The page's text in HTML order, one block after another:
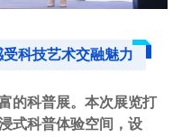
科技艺术交融魅力
的科普展。本次展览打
式科普体验空间，设